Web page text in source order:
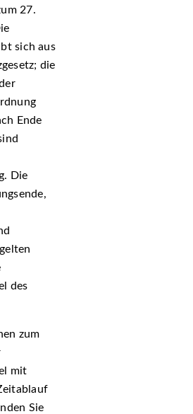
27.
sich aus
die
Ende
Die
des
zum
mit
Sie